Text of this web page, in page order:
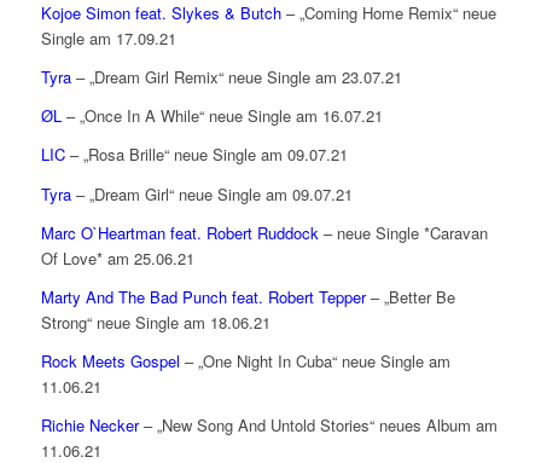
Kojoe Simon feat. Slykes & Butch– „Coming Home Remix“ neue
Single am 17.09.21
Tyra– „Dream Girl Remix“ neue Single am 23.07.21
ØL– „Once In A While“ neue Single am 16.07.21
LIC– „Rosa Brille“ neue Single am 09.07.21
Tyra– „Dream Girl“ neue Single am 09.07.21
Marc O`Heartman feat. Robert Ruddock – neue Single *Caravan
Of Love* am 25.06.21
Marty And The Bad Punch feat. Robert Tepper– „Better Be
Strong“ neue Single am 18.06.21
Rock Meets Gospel – „One Night In Cuba“ neue Single am
11.06.21
Richie Necker– „New Song And Untold Stories“ neues Album am
11.06.21